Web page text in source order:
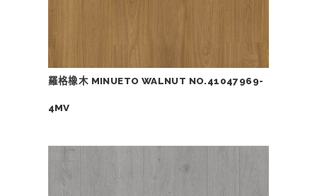
羅格橡木 MINUETO WALNUT NO.41047969-
4MV